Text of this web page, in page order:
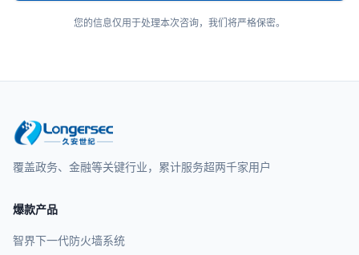
您的信息仅用于处理本次咨询，我们将严格保密。
覆盖政务、金融等关键行业，累计服务超两千家用户
爆款产品
智界下一代防火墙系统